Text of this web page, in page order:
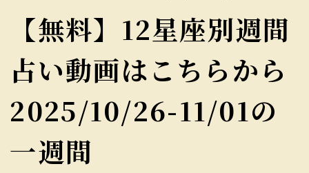
【無料】12星座別週間
占い動画はこちらから
2025/10/26-11/01の
一週間